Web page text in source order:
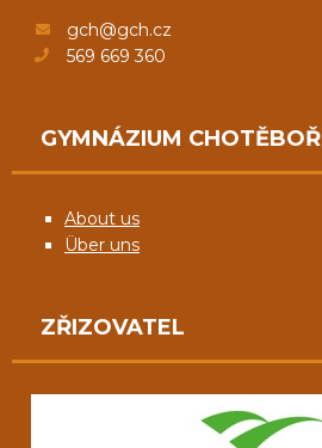
gch@gch.cz
569 669 360
GYMNÁZIUM CHOTĚBOŘ
About us
Über uns
ZŘIZOVATEL